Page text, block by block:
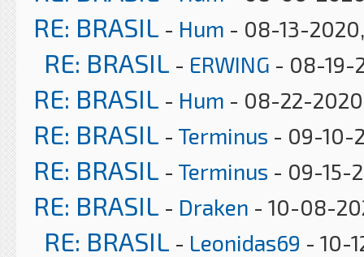
RE: BRASIL - Hum - 08-13-
RE: BRASIL - ERWING - 08-19-
RE: BRASIL - Hum - 08-22-
RE: BRASIL - Terminus - 09-10-
RE: BRASIL - Terminus - 09-15-
RE: BRASIL - Draken - 10-08-
RE: BRASIL - Leonidas69 - 10-